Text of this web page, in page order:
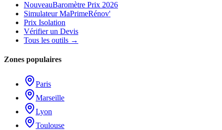
NouveauBaromètre Prix 2026
Simulateur MaPrimeRénov'
Prix Isolation
Vérifier un Devis
Tous les outils →
Zones populaires
Paris
Marseille
Lyon
Toulouse